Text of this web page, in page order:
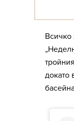
Всичко
докато